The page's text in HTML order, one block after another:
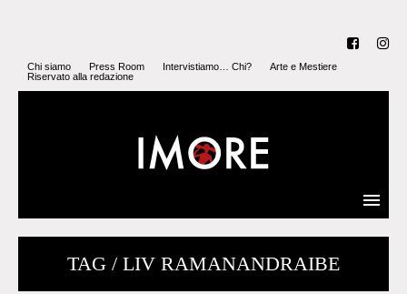
Chi siamo Press Room Intervistiamo… Chi?
Arte e Mestiere
Riservato alla redazione
TAG / LIV RAMANANDRAIBE